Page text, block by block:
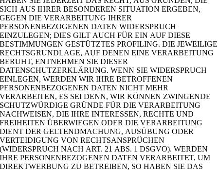
SICH AUS IHRER BESONDEREN SITUATION ERGEBEN,
GEGEN DIE VERARBEITUNG IHRER
PERSONENBEZOGENEN DATEN WIDERSPRUCH
EINZULEGEN; DIES GILT AUCH FÜR EIN AUF DIESE
BESTIMMUNGEN GESTÜTZTES PROFILING. DIE JEWEILIGE
RECHTSGRUNDLAGE, AUF DENEN EINE VERARBEITUNG
BERUHT, ENTNEHMEN SIE DIESER
DATENSCHUTZERKLÄRUNG. WENN SIE WIDERSPRUCH
EINLEGEN, WERDEN WIR IHRE BETROFFENEN
PERSONENBEZOGENEN DATEN NICHT MEHR
VERARBEITEN, ES SEI DENN, WIR KÖNNEN ZWINGENDE
SCHUTZWÜRDIGE GRÜNDE FÜR DIE VERARBEITUNG
NACHWEISEN, DIE IHRE INTERESSEN, RECHTE UND
FREIHEITEN ÜBERWIEGEN ODER DIE VERARBEITUNG
DIENT DER GELTENDMACHUNG, AUSÜBUNG ODER
VERTEIDIGUNG VON RECHTSANSPRÜCHEN
(WIDERSPRUCH NACH ART. 21 ABS. 1 DSGVO). WERDEN
IHRE PERSONENBEZOGENEN DATEN VERARBEITET, UM
DIREKTWERBUNG ZU BETREIBEN, SO HABEN SIE DAS